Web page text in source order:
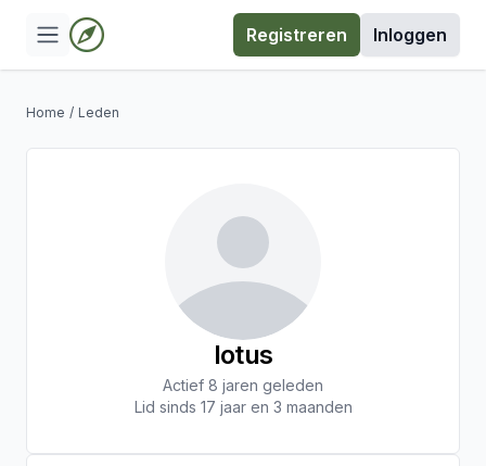
Registreren Inloggen
Home / Leden
lotus
Actief 8 jaren geleden
Lid sinds 17 jaar en 3 maanden